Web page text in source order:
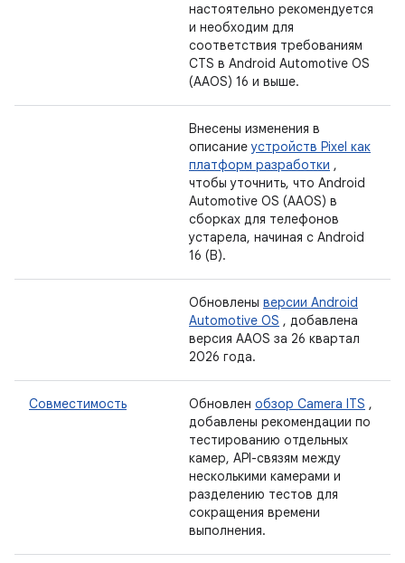
настоятельно рекомендуется
и необходим для
соответствия требованиям
CTS в Android Automotive OS
(AAOS) 16 и выше.
Внесены изменения в
описаниеустройств Pixel как
платформ разработки ,
чтобы уточнить, что Android
Automotive OS (AAOS) в
сборках для телефонов
устарела, начиная с Android
16 (B).
Обновлены версии Android
Automotive OS , добавлена ​​
версия AAOS за 26 квартал
2026 года.
Совместимость Обновлен обзор Camera ITS ,
добавлены рекомендации по
тестированию отдельных
камер, API-связям между
несколькими камерами и
разделению тестов для
сокращения времени
выполнения.